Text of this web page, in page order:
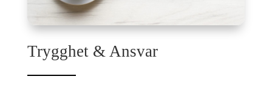
Trygghet & Ansvar